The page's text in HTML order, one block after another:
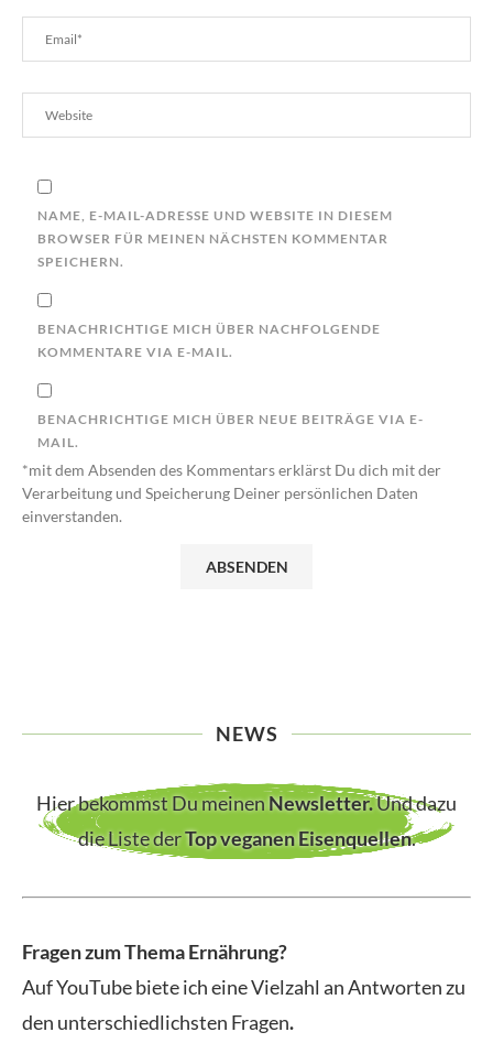
NAME, E-MAIL-ADRESSE UND WEBSITE IN DIESEM
BROWSER FÜR MEINEN NÄCHSTEN KOMMENTAR
SPEICHERN.
BENACHRICHTIGE MICH ÜBER NACHFOLGENDE
KOMMENTARE VIA E-MAIL.
BENACHRICHTIGE MICH ÜBER NEUE BEITRÄGE VIA E-
MAIL.
*mit dem Absenden des Kommentars erklärst Du dich mit der
Verarbeitung und Speicherung Deiner persönlichen Daten
einverstanden.
NEWS
Hier bekommst Du meinenNewsletter.Und dazu
die Liste derTop veganen Eisenquellen.
Fragen zum Thema Ernährung?
Auf YouTube biete ich eine Vielzahl an Antworten zu
den unterschiedlichsten Fragen.